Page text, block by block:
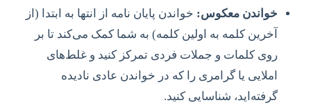
خواندن معکوس: خواندن پایان نامه از انتها به ابتدا (از
آخرین کلمه به اولین کلمه) به شما کمک می‌کند تا بر
روی کلمات و جملات فردی تمرکز کنید و غلط‌های
املایی یا گرامری را که در خواندن عادی نادیده
گرفته‌اید، شناسایی کنید.